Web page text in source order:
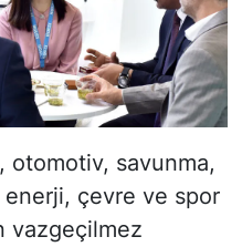
otomotiv, savunma,
enerji, çevre ve spor
vazgeçilmez